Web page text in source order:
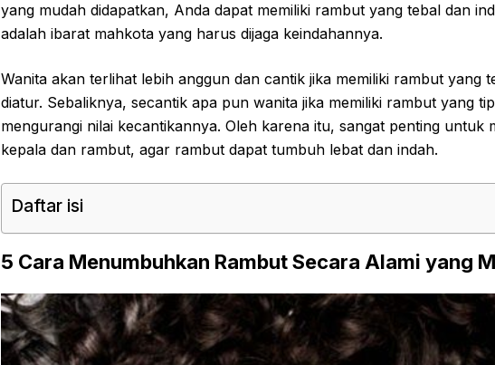
yang mudah didapatkan, Anda dapat memiliki rambut yang tebal dan
adalah ibarat mahkota yang harus dijaga keindahannya.
Wanita akan terlihat lebih anggun dan cantik jika memiliki rambut yang
diatur. Sebaliknya, secantik apa pun wanita jika memiliki rambut yang
mengurangi nilai kecantikannya. Oleh karena itu, sangat penting untuk
kepala dan rambut, agar rambut dapat tumbuh lebat dan indah.
Daftar isi
5 Cara Menumbuhkan Rambut Secara Alami yang